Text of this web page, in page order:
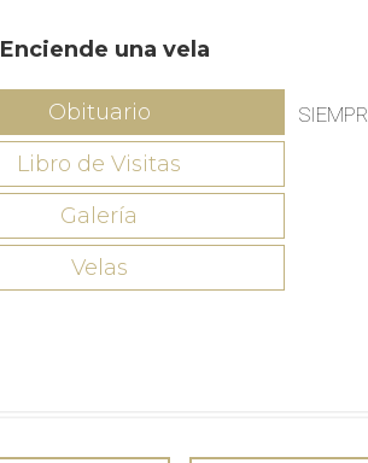
Enciende una vela
Obituario
Libro de Visitas
Galería
Velas